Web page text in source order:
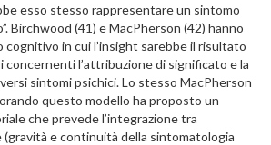
esso stesso rappresentare un sintomo
Birchwood (41) e MacPherson (42) hanno
in cui l’insight sarebbe il risultato
concernenti l’attribuzione di significato e la
sintomi psichici. Lo stesso MacPherson
questo modello ha proposto un
che prevede l’integrazione tra
(gravità e continuità della sintomatologia